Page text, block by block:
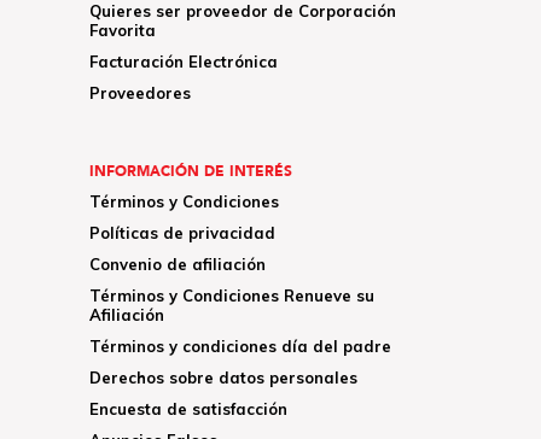
Quieres ser proveedor de Corporación
Favorita
Facturación Electrónica
Proveedores
INFORMACIÓN DE INTERÉS
Términos y Condiciones
Políticas de privacidad
Convenio de afiliación
Términos y Condiciones Renueve su
Afiliación
Términos y condiciones día del padre
Derechos sobre datos personales
Encuesta de satisfacción